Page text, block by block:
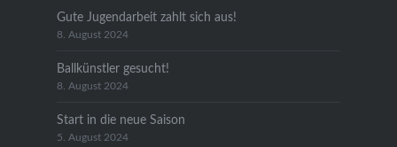
Gute Jugendarbeit zahlt sich aus!
8. August 2024
Ballkünstler gesucht!
8. August 2024
Start in die neue Saison
5. August 2024